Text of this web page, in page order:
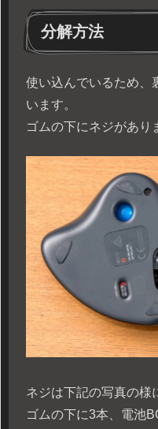
分解方法
使い込んでいるため、
います。
ゴムの下にネジがあり
ネジは下記の写真の様
ゴムの下に3本、電池